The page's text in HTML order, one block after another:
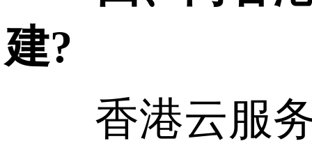
建?
香港云服务